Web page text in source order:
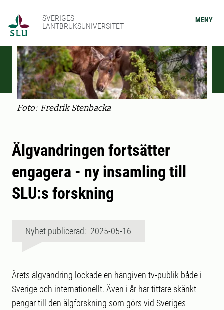
SVERIGES
LANTBRUKSUNIVERSITET
MENY
Foto: Fredrik Stenbacka
Älgvandringen fortsätter
engagera - ny insamling till
SLU:s forskning
Nyhet publicerad: 2025-05-16
Årets älgvandring lockade en hängiven tv-publik både i
Sverige och internationellt. Även i år har tittare skänkt
pengar till den älgforskning som görs vid Sveriges